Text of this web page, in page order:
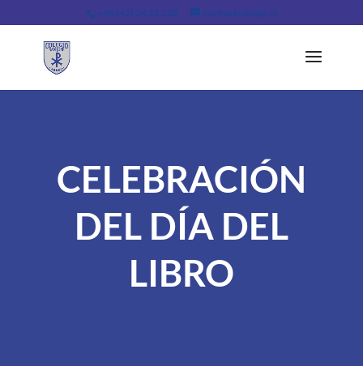
+56 (43) 24 11 238 contacto@csjc.cl
CELEBRACIÓN
DEL DÍA DEL
LIBRO